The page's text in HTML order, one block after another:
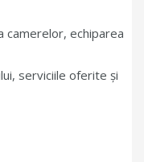
camerelor, echiparea
serviciile oferite şi